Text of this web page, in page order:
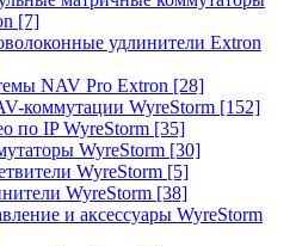
[7]
удлинители Extron
NAV Pro Extron [28]
коммутации WyreStorm [152]
по IP WyreStorm [35]
WyreStorm [30]
WyreStorm [5]
WyreStorm [38]
и аксессуары WyreStorm